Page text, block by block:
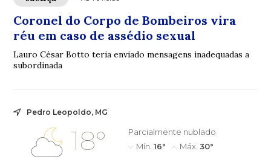
Coronel do Corpo de Bombeiros vira
réu em caso de assédio sexual
Lauro César Botto teria enviado mensagens inadequadas a
subordinada
Pedro Leopoldo, MG
18°
Parcialmente nublado
Mín. 16° Máx. 30°